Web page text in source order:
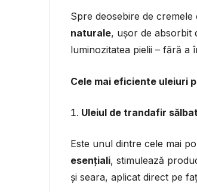
Spre deosebire de
naturale, ușor de absorbit
luminozitatea pielii – fără a
Cele mai eficiente uleiuri
Uleiul de trandafir
Este unul dintre cele mai
esențiali, stimulează
și seara, aplicat direct pe